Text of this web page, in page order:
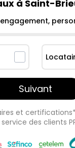
à Saint-
Suivant
et
des clients